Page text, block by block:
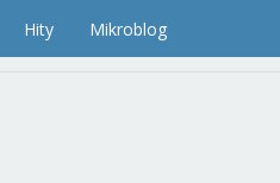
Hity Mikroblog